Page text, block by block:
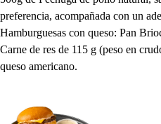
preferencia, acompañada con un
Hamburguesas con queso: Pan
Carne de res de 115 g (peso en
queso americano.